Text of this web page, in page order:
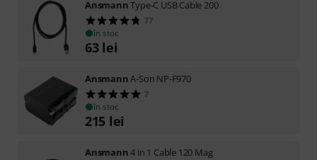
AnsmannType-C USB Cable 200
77
în stoc
63 lei
AnsmannA-Son NP-F970
7
în stoc
215 lei
Ansmann4 in 1 Cable 120 Mag